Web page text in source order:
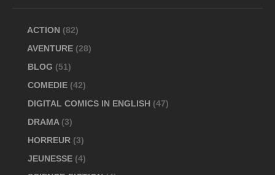
ACTION (82)
AVENTURE (28)
BLOG (51)
COMEDIE (42)
DIGITAL COMICS IN ENGLISH (47)
DRAMA (3)
HORREUR (3)
JEUNESSE (4)